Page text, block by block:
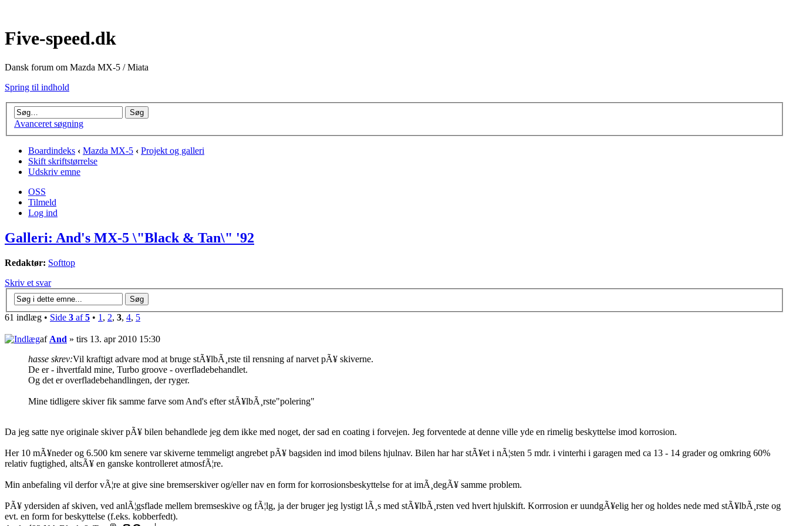
Five-speed.dk
Dansk forum om Mazda MX-5 / Miata
Spring til indhold
Avanceret søgning
Boardindeks ‹ Mazda MX-5 ‹ Projekt og galleri
Skift skriftstørrelse
Udskriv emne
OSS
Tilmeld
Log ind
Galleri: And's MX-5 \"Black & Tan\" '92
Redaktør: Softtop
Skriv et svar
61 indlæg • Side 3 af5 • 1 , 2, 3, 4, 5
af And » tirs 13. apr 2010 15:30
hasse skrev:Vil kraftigt advare mod at bruge stÃ¥lbÃ¸rste til rensning af narvet pÃ¥ skiverne.
De er - ihvertfald mine, Turbo groove - overfladebehandlet.
Og det er overfladebehandlingen, der ryger.
Mine tidligere skiver fik samme farve som And's efter stÃ¥lbÃ¸rste"polering"
Da jeg satte nye originale skiver pÃ¥ bilen behandlede jeg dem ikke med noget, der sad en coating i forvejen. Jeg forventede at denne ville yde en rimelig beskyttelse imod korrosion.
Her 10 mÃ¥neder og 6.500 km senere var skiverne temmeligt angrebet pÃ¥ bagsiden ind imod bilens hjulnav. Bilen har har stÃ¥et i nÃ¦sten 5 mdr. i vinterhi i garagen med ca 13 - 14 grader og omkring 60%
relativ fugtighed, altsÃ¥ en ganske kontrolleret atmosfÃ¦re.
Min anbefaling vil derfor vÃ¦re at give sine bremserskiver og/eller nav en form for korrosionsbeskyttelse for at imÃ¸degÃ¥ samme problem.
PÃ¥ ydersiden af skiven, ved anlÃ¦gsflade mellem bremseskive og fÃ¦lg, ja der bruger jeg lystigt lÃ¸s med stÃ¥lbÃ¸rsten ved hvert hjulskift. Korrrosion er uundgÃ¥elig her og holdes nede med stÃ¥lbÃ¸rste og
evt. en form for beskyttelse (f.eks. kobberfedt).